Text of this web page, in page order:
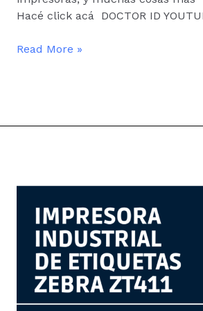
Hacé click acá DOCTOR ID
Read More »
INDUSTRIAL
ZEBRA